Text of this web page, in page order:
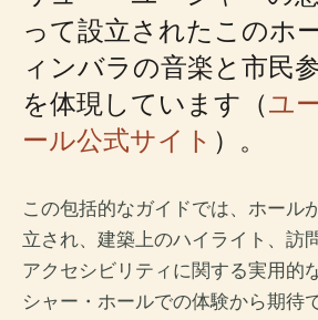
って設立されたこのホ
ィンバラの音楽と市民
を体現しています（ユ
ール公式サイト ）。
この包括的なガイドでは、ホール
立され、建築上のハイライト、訪
アクセシビリティに関する実用的
シャー・ホールでの体験から期待